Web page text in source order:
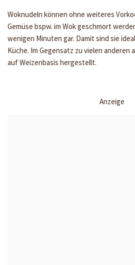
Woknudeln können ohne weiteres
Gemüse bspw. im Wok geschmort
wenigen Minuten gar. Damit sind sie
Küche. Im Gegensatz zu vielen anderen
auf Weizenbasis hergestellt.
Anzeige